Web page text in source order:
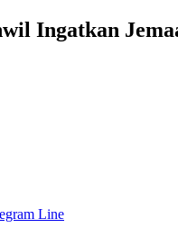
Ingatkan
Line